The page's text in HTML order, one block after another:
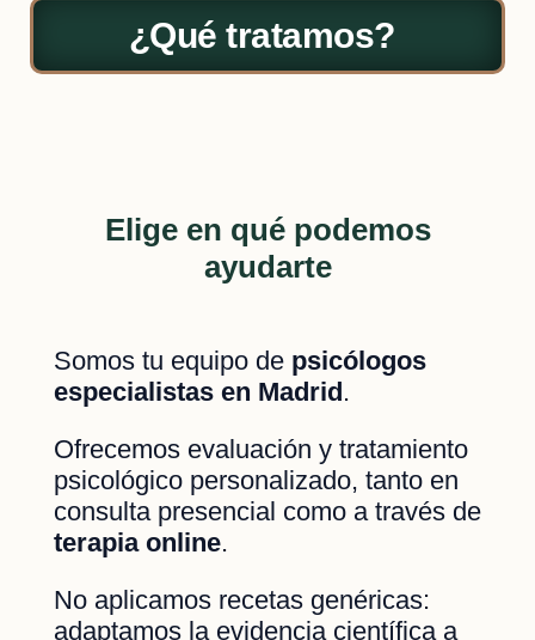
¿Qué tratamos?
Elige en qué podemos
ayudarte
Somos tu equipo de psicólogos
especialistas en Madrid.
Ofrecemos evaluación y tratamiento
psicológico personalizado, tanto en
consulta presencial como a través de
terapia online.
No aplicamos recetas genéricas:
adaptamos la evidencia científica a